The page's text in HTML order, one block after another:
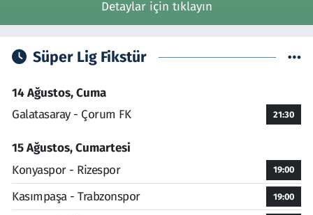
Detaylar için tıklayın
Süper Lig Fikstür
14 Ağustos, Cuma
Galatasaray - Çorum FK
21:30
15 Ağustos, Cumartesi
Konyaspor - Rizespor
19:00
Kasımpaşa - Trabzonspor 19:00